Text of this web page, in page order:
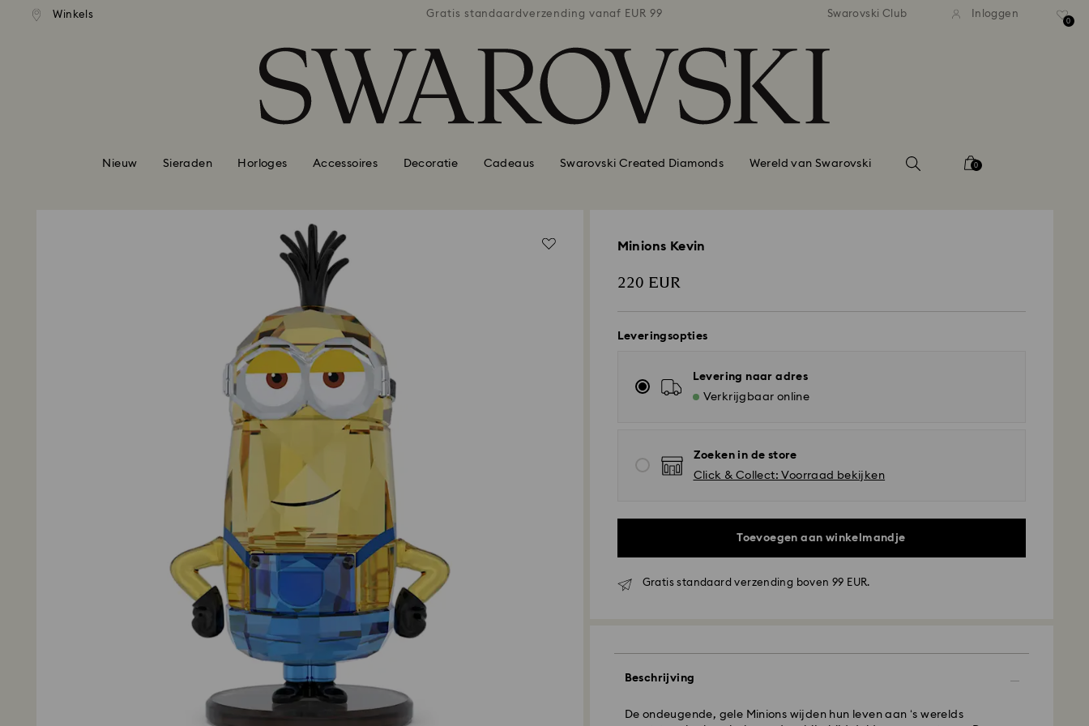
Lijst met toegangscodes
Winkelsvanaf EUR 99 Gratis standaardverzending vanaf EUR 99 Gratis standaardverzending vanaf EUR 99 Gratis standaardverzending
Swarovski Club Inloggen
0
Nieuw Sieraden Horloges Accessoires Decoratie Cadeaus Swarovski Created Diamonds Wereld van Swarovski 0
Minions Kevin
220 EUR
Leveringsopties
Levering naar adres
Verkrijgbaar online
Zoeken in de store
Click & Collect: Voorraad bekijken
Toevoegen aan winkelmandje
Gratis standaard verzending boven 99 EUR.
Beschrijving
De ondeugende, gele Minions wijden hun leven aan ‘s werelds
zullen de dezelfde werkdag